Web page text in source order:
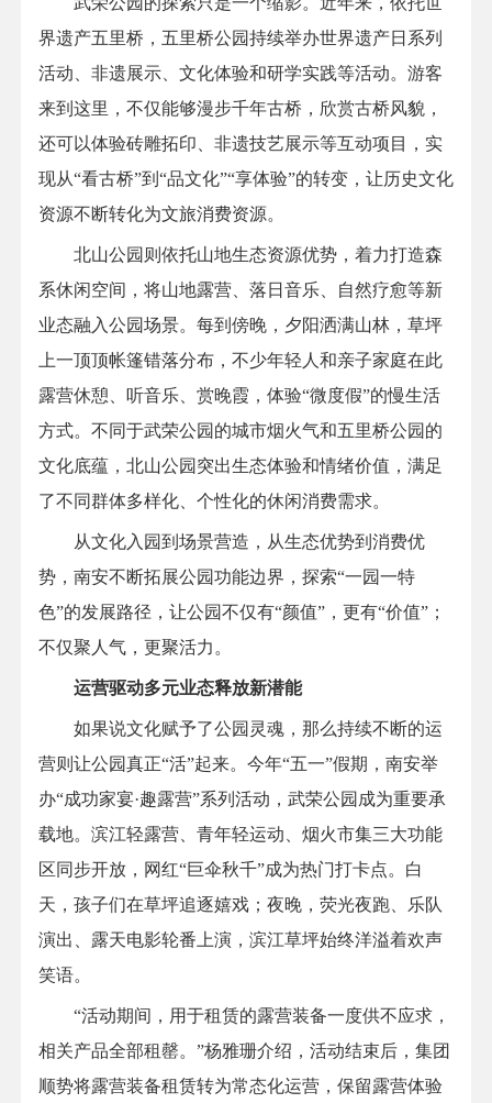
界遗产五里桥，五里桥公园持续举办世界遗产日系列
活动、非遗展示、文化体验和研学实践等活动。游客
来到这里，不仅能够漫步千年古桥，欣赏古桥风貌，
还可以体验砖雕拓印、非遗技艺展示等互动项目，实
现从“看古桥”到“品文化”“享体验”的转变，让历史文化
资源不断转化为文旅消费资源。
北山公园则依托山地生态资源优势，着力打造森
系休闲空间，将山地露营、落日音乐、自然疗愈等新
业态融入公园场景。每到傍晚，夕阳洒满山林，草坪
上一顶顶帐篷错落分布，不少年轻人和亲子家庭在此
露营休憩、听音乐、赏晚霞，体验“微度假”的慢生活
方式。不同于武荣公园的城市烟火气和五里桥公园的
文化底蕴，北山公园突出生态体验和情绪价值，满足
了不同群体多样化、个性化的休闲消费需求。
从文化入园到场景营造，从生态优势到消费优
势，南安不断拓展公园功能边界，探索“一园一特
色”的发展路径，让公园不仅有“颜值”，更有“价值”；
不仅聚人气，更聚活力。
运营驱动多元业态释放新潜能
如果说文化赋予了公园灵魂，那么持续不断的运
营则让公园真正“活”起来。今年“五一”假期，南安举
办“成功家宴·趣露营”系列活动，武荣公园成为重要承
载地。滨江轻露营、青年轻运动、烟火市集三大功能
区同步开放，网红“巨伞秋千”成为热门打卡点。白
天，孩子们在草坪追逐嬉戏；夜晚，荧光夜跑、乐队
演出、露天电影轮番上演，滨江草坪始终洋溢着欢声
笑语。
“活动期间，用于租赁的露营装备一度供不应求，
相关产品全部租罄。”杨雅珊介绍，活动结束后，集团
顺势将露营装备租赁转为常态化运营，保留露营体验